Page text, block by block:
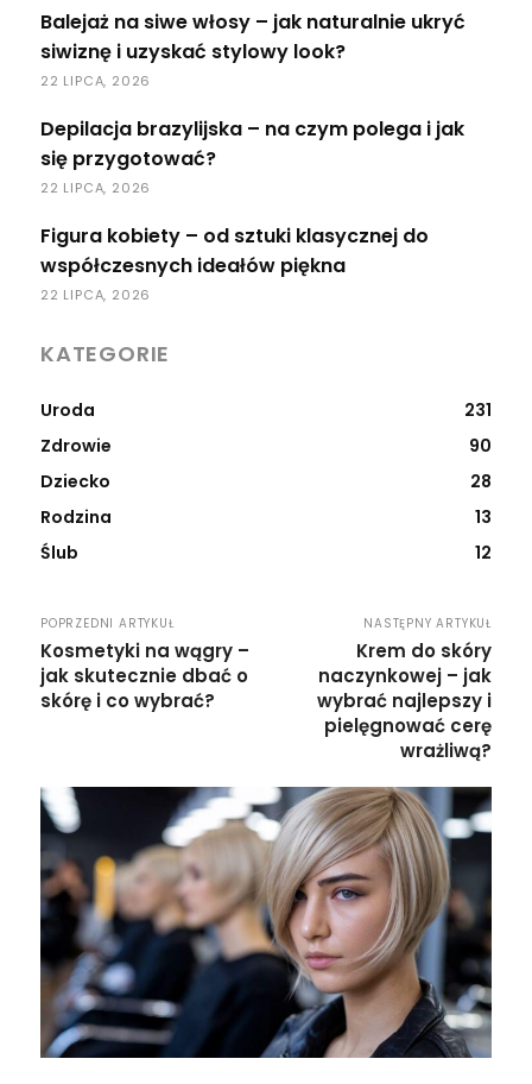
Balejaż na siwe włosy – jak naturalnie ukryć
siwiznę i uzyskać stylowy look?
22 LIPCA, 2026
Depilacja brazylijska – na czym polega i jak
się przygotować?
22 LIPCA, 2026
Figura kobiety – od sztuki klasycznej do
współczesnych ideałów piękna
22 LIPCA, 2026
KATEGORIE
Uroda
231
Zdrowie
90
Dziecko
28
Rodzina
13
Ślub
12
POPRZEDNI ARTYKUŁ
Kosmetyki na wągry –
jak skutecznie dbać o
skórę i co wybrać?
NASTĘPNY ARTYKUŁ
Krem do skóry
naczynkowej – jak
wybrać najlepszy i
pielęgnować cerę
wrażliwą?